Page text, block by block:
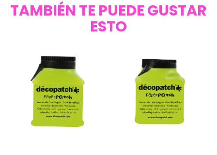
TAMBIÉN TE PUEDE GUSTAR
ESTO